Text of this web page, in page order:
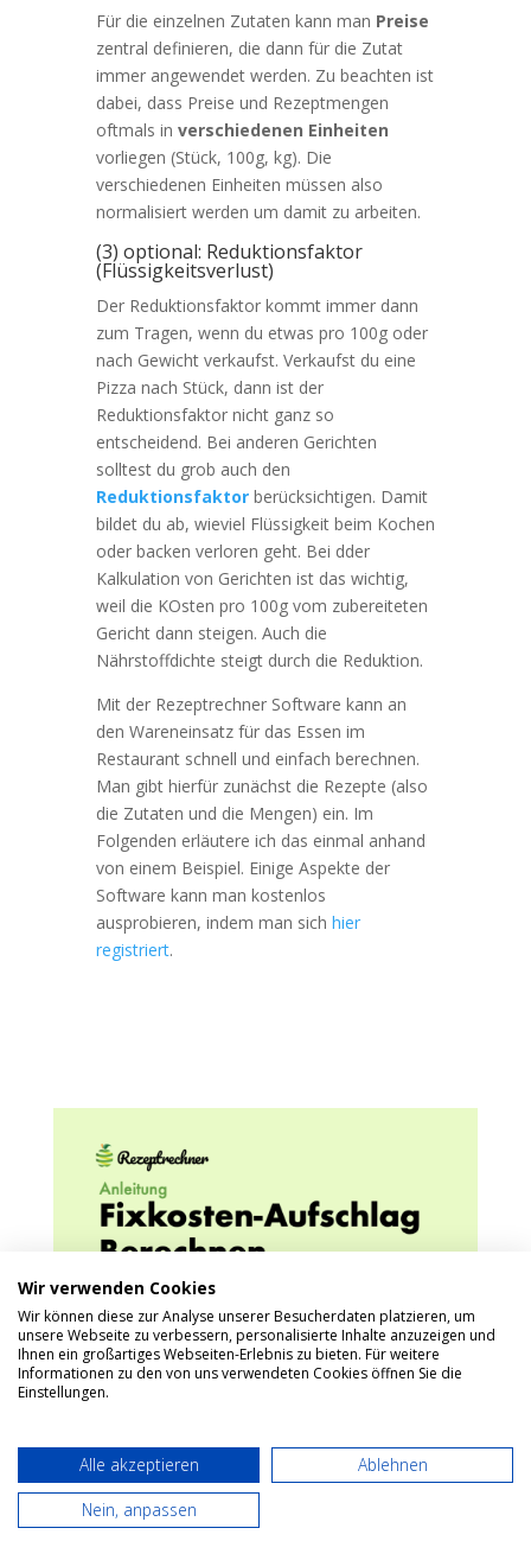
Für die einzelnen Zutaten kann man Preise
zentral definieren, die dann für die Zutat
immer angewendet werden. Zu beachten ist
dabei, dass Preise und Rezeptmengen
oftmals in verschiedenen Einheiten
vorliegen (Stück, 100g, kg). Die
verschiedenen Einheiten müssen also
normalisiert werden um damit zu arbeiten.
(3) optional: Reduktionsfaktor
(Flüssigkeitsverlust)
Der Reduktionsfaktor kommt immer dann
zum Tragen, wenn du etwas pro 100g oder
nach Gewicht verkaufst. Verkaufst du eine
Pizza nach Stück, dann ist der
Reduktionsfaktor nicht ganz so
entscheidend. Bei anderen Gerichten
solltest du grob auch den
Reduktionsfaktorberücksichtigen. Damit
bildet du ab, wieviel Flüssigkeit beim Kochen
oder backen verloren geht. Bei dder
Kalkulation von Gerichten ist das wichtig,
weil die KOsten pro 100g vom zubereiteten
Gericht dann steigen. Auch die
Nährstoffdichte steigt durch die Reduktion.
Mit der Rezeptrechner Software kann an
den Wareneinsatz für das Essen im
Restaurant schnell und einfach berechnen.
Man gibt hierfür zunächst die Rezepte (also
die Zutaten und die Mengen) ein. Im
Folgenden erläutere ich das einmal anhand
von einem Beispiel. Einige Aspekte der
Software kann man kostenlos
ausprobieren, indem man sich hier
registriert.
Wir verwenden Cookies
Wir können diese zur Analyse unserer Besucherdaten platzieren, um
unsere Webseite zu verbessern, personalisierte Inhalte anzuzeigen und
Ihnen ein großartiges Webseiten-Erlebnis zu bieten. Für weitere
Informationen zu den von uns verwendeten Cookies öffnen Sie die
Einstellungen.
Alle akzeptieren
Ablehnen
Nein, anpassen